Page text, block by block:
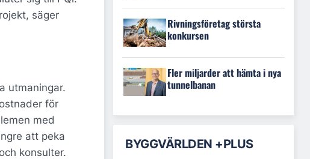
säger
utmaningar.
för
med
att peka
konsulter.
Rivningsföretag största
konkursen
Fler miljarder att hämta i nya
tunnelbanan
BYGGVÄRLDEN +PLUS